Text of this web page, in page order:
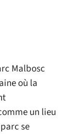
Malbosc
où la
un lieu
se